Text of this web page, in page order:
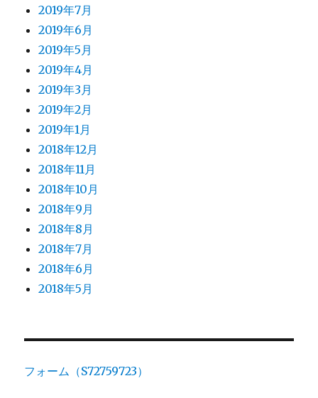
2019年7月
2019年6月
2019年5月
2019年4月
2019年3月
2019年2月
2019年1月
2018年12月
2018年11月
2018年10月
2018年9月
2018年8月
2018年7月
2018年6月
2018年5月
フォーム（S72759723）